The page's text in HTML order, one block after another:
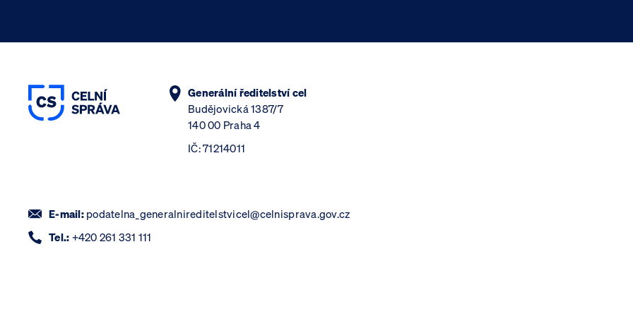
Generální ředitelství cel
Budějovická 1387/7
140 00 Praha 4
IČ: 71214011
E-mail: podatelna_generalnireditelstvicel@celnisprava.gov.cz
Tel.: +420 261 331 111